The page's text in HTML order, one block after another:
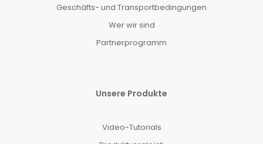
Geschäfts- und Transportbedingungen
Wer wir sind
Partnerprogramm
Unsere Produkte
Video-Tutorials